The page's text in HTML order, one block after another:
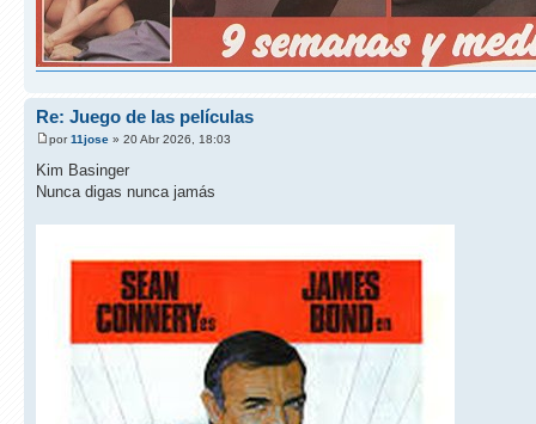
Re: Juego de las películas
por11jose » 20 Abr 2026, 18:03
Kim Basinger
Nunca digas nunca jamás